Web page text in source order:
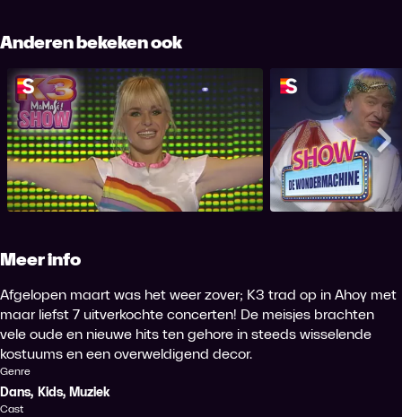
Anderen bekeken ook
K3 MaMaSé! K3 & de
Meer info
Afgelopen maart was het weer zover; K3 trad op in Ahoy met
maar liefst 7 uitverkochte concerten! De meisjes brachten
vele oude en nieuwe hits ten gehore in steeds wisselende
kostuums en een overweldigend decor.
Genre
Dans, Kids, Muziek
Cast